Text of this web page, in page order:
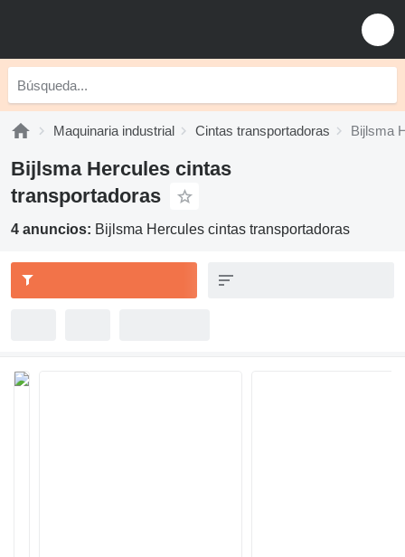
Maquinaria industrial Cintas transportadoras Bijlsma
Bijlsma Hercules cintas
transportadoras
4 anuncios: Bijlsma Hercules cintas transportadoras